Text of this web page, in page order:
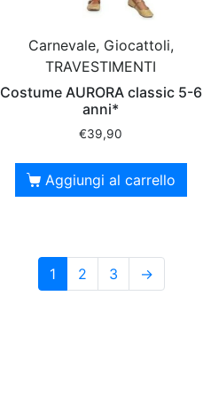
Carnevale, Giocattoli,
TRAVESTIMENTI
Costume AURORA classic 5-6
anni*
€39,90
Aggiungi al carrello
1 2 3 →